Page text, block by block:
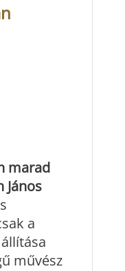
marad
János
a
művész